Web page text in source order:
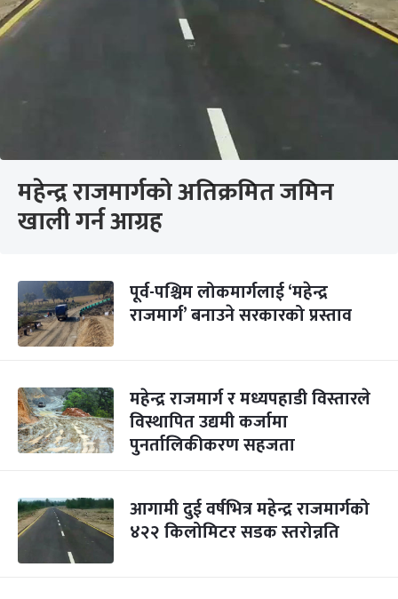
महेन्द्र राजमार्गको अतिक्रमित जमिन
खाली गर्न आग्रह
पूर्व-पश्चिम लोकमार्गलाई ‘महेन्द्र
राजमार्ग’ बनाउने सरकारको प्रस्ताव
महेन्द्र राजमार्ग र मध्यपहाडी विस्तारले
विस्थापित उद्यमी कर्जामा
पुनर्तालिकीकरण सहजता
आगामी दुई वर्षभित्र महेन्द्र राजमार्गको
४२२ किलोमिटर सडक स्तरोन्नति